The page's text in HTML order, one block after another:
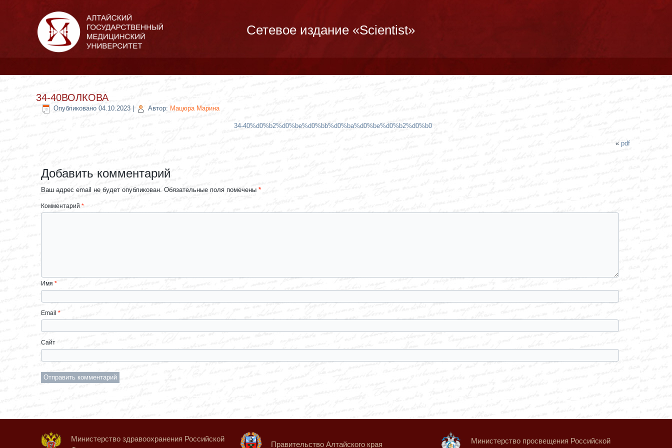
Сетевое издание «Scientist»
34-40ВОЛКОВА
Опубликовано 04.10.2023 Автор: Мацюра Марина
34-40%d0%b2%d0%be%d0%bb%d0%ba%d0%be%d0%b2%d0%b0
« pdf
Добавить комментарий
Ваш адрес email не будет опубликован. Обязательные поля помечены *
Комментарий *
Имя *
Email *
Сайт
Министерство здравоохранения Российской
Правительство Алтайского края Министерство просвещения Российской